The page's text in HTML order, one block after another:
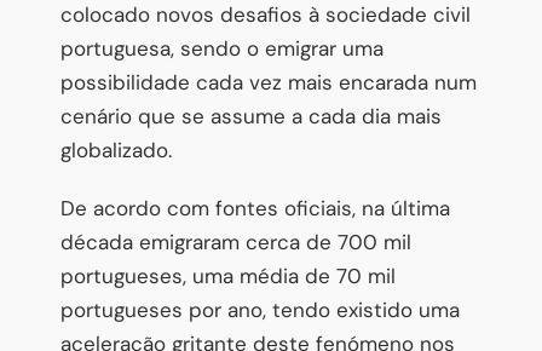
colocado novos desafios à sociedade civil
portuguesa, sendo o emigrar uma
possibilidade cada vez mais encarada num
cenário que se assume a cada dia mais
globalizado.
De acordo com fontes oficiais, na última
década emigraram cerca de 700 mil
portugueses, uma média de 70 mil
portugueses por ano, tendo existido uma
aceleração gritante deste fenómeno nos